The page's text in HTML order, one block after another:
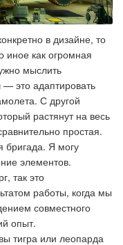
в дизайне, то
как огромная
мыслить
это адаптировать
С другой
растянут на весь
простая.
бригада. Я могу
элементов.
так это
работы, когда мы
совместного
опыт.
тигра или леопарда